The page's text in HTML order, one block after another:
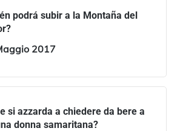
podrá subir a la Montaña del
2017
si azzarda a chiedere da bere a
donna samaritana?